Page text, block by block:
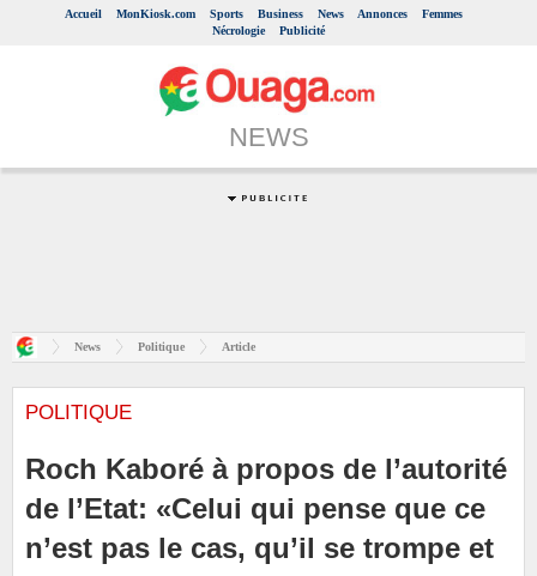
Accueil MonKiosk.com Sports Business News Annonces
Femmes
Nécrologie
Publicité
NEWS
News Politique Article
POLITIQUE
Roch Kaboré à propos de l’autorité
de l’Etat: «Celui qui pense que ce
n’est pas le cas, qu’il se trompe et